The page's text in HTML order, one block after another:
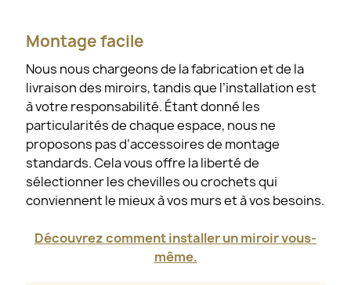
Montage facile
Nous nous chargeons de la fabrication et de la
livraison des miroirs, tandis que l’installation est
à votre responsabilité. Étant donné les
particularités de chaque espace, nous ne
proposons pas d’accessoires de montage
standards. Cela vous offre la liberté de
sélectionner les chevilles ou crochets qui
conviennent le mieux à vos murs et à vos besoins.
Découvrez comment installer un miroir vous-
même.